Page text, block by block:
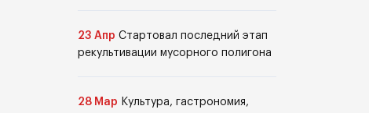
23 Апр Стартовал последний этап
рекультивации мусорного полигона
28 Мар Культура, гастрономия,